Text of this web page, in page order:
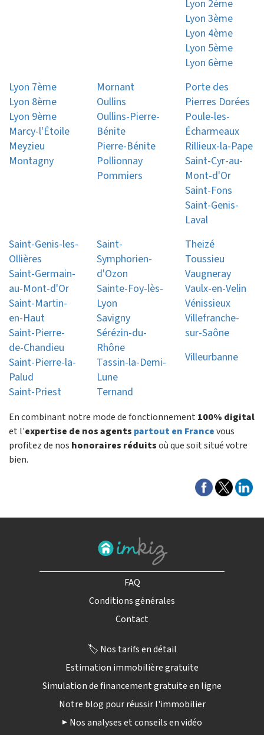
Lyon 2ème
Lyon 3ème
Lyon 4ème
Lyon 5ème
Lyon 6ème
Lyon 7ème
Lyon 8ème
Lyon 9ème
Marcy-l'Étoile
Meyzieu
Montagny
Mornant
Oullins
Oullins-Pierre-
Bénite
Pierre-Bénite
Pollionnay
Pommiers
Porte des
Pierres Dorées
Poule-les-
Écharmeaux
Rillieux-la-Pape
Saint-Cyr-au-
Mont-d'Or
Saint-Fons
Saint-Genis-
Laval
Saint-Genis-les-
Ollières
Saint-Germain-
au-Mont-d'Or
Saint-Martin-
en-Haut
Saint-Pierre-
de-Chandieu
Saint-Pierre-la-
Palud
Saint-Priest
Saint-
Symphorien-
d'Ozon
Sainte-Foy-lès-
Lyon
Savigny
Sérézin-du-
Rhône
Tassin-la-Demi-
Lune
Ternand
Theizé
Toussieu
Vaugneray
Vaulx-en-Velin
Vénissieux
Villefranche-
sur-Saône
Villeurbanne
En combinant notre mode de fonctionnement 100% digital
et l'expertise de nos agents partout en Francevous
profitez de nos honoraires réduitsoù que soit situé votre
bien.
FAQ
Conditions générales
Contact
🏷️ Nos tarifs en détail
Estimation immobilière gratuite
Simulation de financement gratuite en ligne
Notre blog pour réussir l'immobilier
▶️ Nos analyses et conseils en vidéo